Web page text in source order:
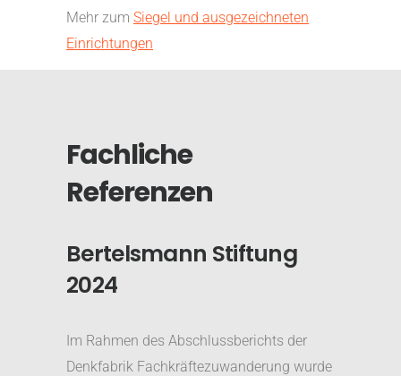
Mehr zum Siegel und ausgezeichneten
Einrichtungen
Fachliche
Referenzen
Bertelsmann Stiftung
2024
Im Rahmen des Abschlussberichts der
Denkfabrik Fachkräftezuwanderung wurde